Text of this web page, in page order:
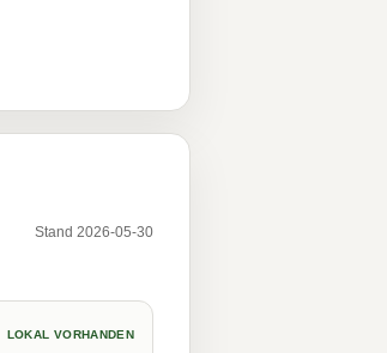
Stand 2026-05-30
LOKAL VORHANDEN